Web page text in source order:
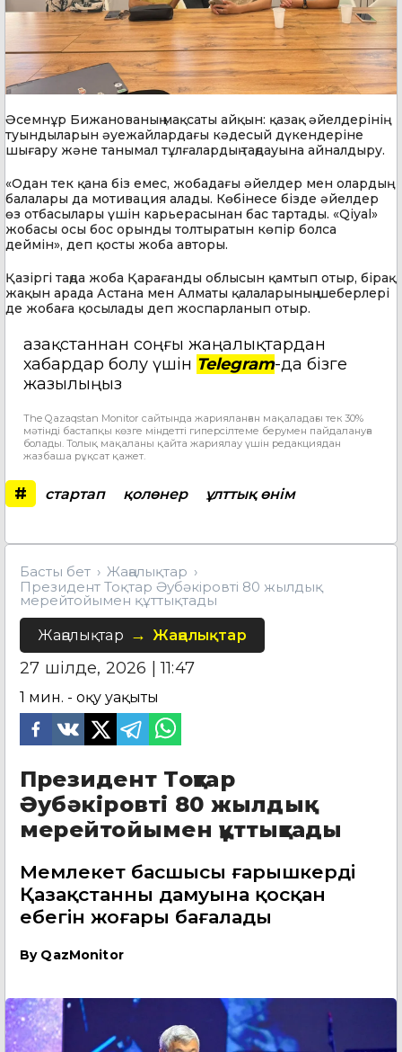
Әсемнұр Бижанованың мақсаты айқын: қазақ әйелдерінің
туындыларын әуежайлардағы кәдесый дүкендеріне
шығару және танымал тұлғалардың таңдауына айналдыру.
«Одан тек қана біз емес, жобадағы әйелдер мен олардың
балалары да мотивация алады. Көбінесе бізде әйелдер
өз отбасылары үшін карьерасынан бас тартады. «Qiyal»
жобасы осы бос орынды толтыратын көпір болса
деймін», деп қосты жоба авторы.
Қазіргі таңда жоба Қарағанды облысын қамтып отыр, бірақ
жақын арада Астана мен Алматы қалаларының шеберлері
де жобаға қосылады деп жоспарланып отыр.
Қазақстаннан соңғы жаңалықтардан
хабардар болу үшін Telegram-да бізге
жазылыңыз
The Qazaqstan Monitor сайтында жарияланған мақаладағы тек 30%
мәтінді бастапқы көзге міндетті гиперсілтеме берумен пайдалануға
болады. Толық мақаланы қайта жариялау үшін редакциядан
жазбаша рұқсат қажет.
# стартап қолөнер ұлттық өнім
Басты бет
Жаңалықтар
Президент Тоқтар Әубәкіровті 80 жылдық
мерейтойымен құттықтады
Жаңалықтар Жаңалықтар
27 шілде, 2026 | 11:47
1 мин. - оқу уақыты
Президент Тоқтар
Әубәкіровті 80 жылдық
мерейтойымен құттықтады
Мемлекет басшысы ғарышкердің
Қазақстанның дамуына қосқан
еңбегін жоғары бағалады
By QazMonitor